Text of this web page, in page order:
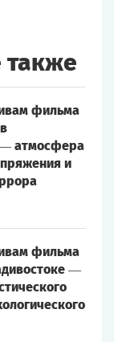
также
фильма
атмосфера
и
фильма
—